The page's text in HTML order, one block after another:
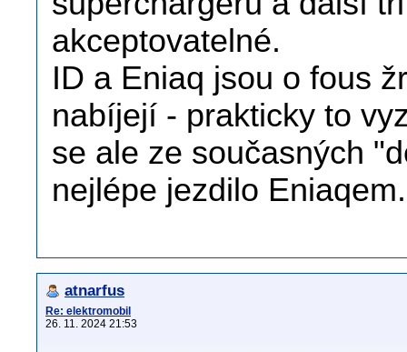
akceptovatelné.
ID a Eniaq jsou o fous
nabíjejí - prakticky to
se ale ze současných
nejlépe jezdilo Eniaqem.
atnarfus
Re: elektromobil
26. 11. 2024 21:53